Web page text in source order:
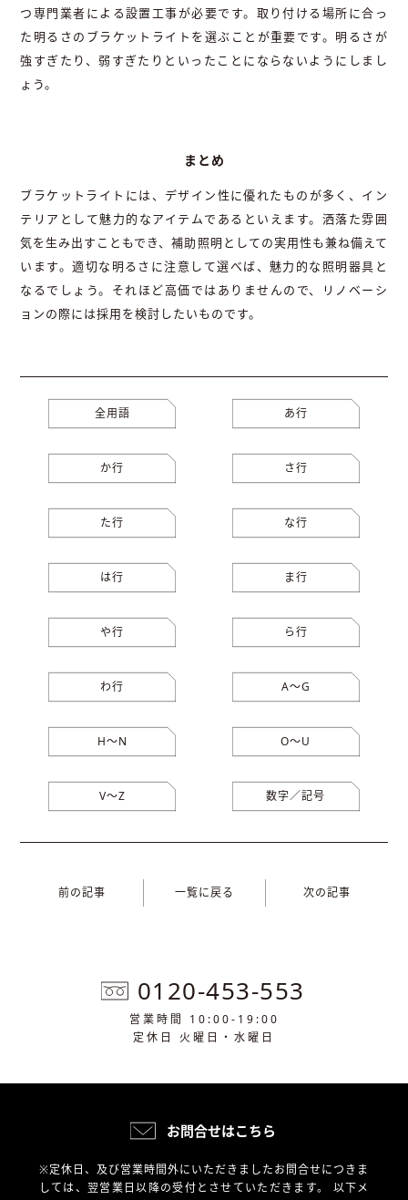
つ専門業者による設置工事が必要です。取り付ける場所に合っ
た明るさのブラケットライトを選ぶことが重要です。明るさが
強すぎたり、弱すぎたりといったことにならないようにしまし
ょう。
まとめ
ブラケットライトには、デザイン性に優れたものが多く、イン
テリアとして魅力的なアイテムであるといえます。洒落た雰囲
気を生み出すこともでき、補助照明としての実用性も兼ね備えて
います。適切な明るさに注意して選べば、魅力的な照明器具と
なるでしょう。それほど高価ではありませんので、リノベーシ
ョンの際には採用を検討したいものです。
全用語 あ行
か行 さ行
た行 な行
は行 ま行
や行 ら行
わ行 A〜G
H〜N O〜U
V〜Z 数字／記号
前の記事 一覧に戻る 次の記事
0120-453-553
営業時間 10:00-19:00
定休日 火曜日・水曜日
お問合せはこちら
※定休日、及び営業時間外にいただきましたお問合せにつきま
しては、翌営業日以降の受付とさせていただきます。 以下メ